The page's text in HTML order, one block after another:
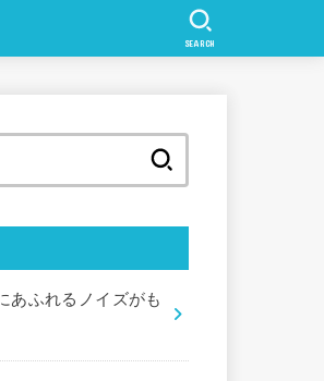
SEARCH
あふれるノイズがも